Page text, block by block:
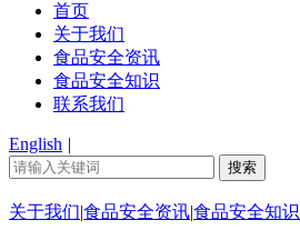
首页
关于我们
食品安全资讯
食品安全知识
联系我们
English |
关于我们|食品安全资讯|食品安全知识